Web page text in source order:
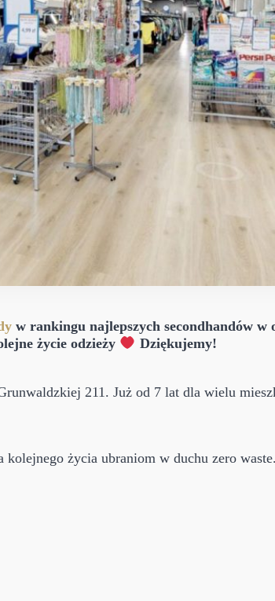
w rankingu najlepszych secondhandów
życie odzieży
Dziękujemy!
211. Już od 7 lat dla wielu
kolejnego życia ubraniom w duchu zero waste.